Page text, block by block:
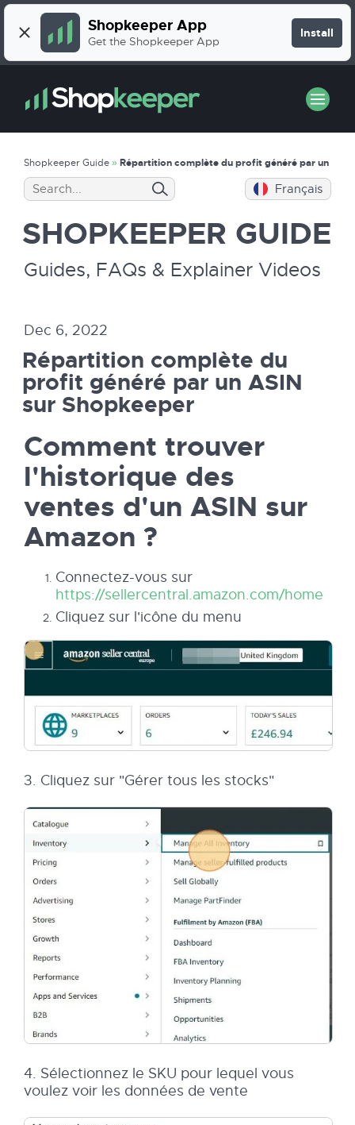
Shopkeeper App
Get the Shopkeeper App
Install
Shopkeeper Guide» Répartition complète du profit généré par un
Français
SHOPKEEPER GUIDE
Guides, FAQs & Explainer Videos
Dec 6, 2022
Répartition complète du
profit généré par un ASIN
sur Shopkeeper
Comment trouver
l'historique des
ventes d'un ASIN sur
Amazon ?
Connectez-vous sur
https://sellercentral.amazon.com/home
Cliquez sur l'icône du menu
3. Cliquez sur "Gérer tous les stocks"
4. Sélectionnez le SKU pour lequel vous
voulez voir les données de vente